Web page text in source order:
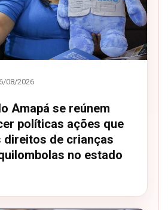
08/2026
Amapá se reúnem
políticas ações que
direitos de crianças
no estado